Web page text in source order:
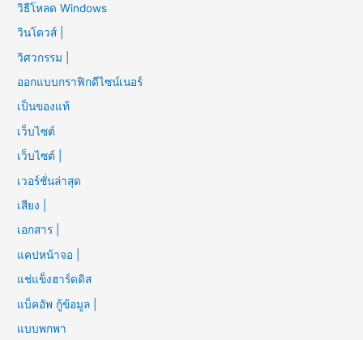
วิธีโหลด Windows
วินโดวส์ |
วิศวกรรม |
ออกแบบกราฟิกดีไซน์เนอร์
เป็นของแท้
เว็บไซต์
เว็บไซต์ |
เวอร์ชั่นล่าสุด
เสียง |
เอกสาร |
แคปหน้าจอ |
แช่แข็งฮาร์ดดิส
แบ็คอัพ กู้ข้อมูล |
แบบพกพา